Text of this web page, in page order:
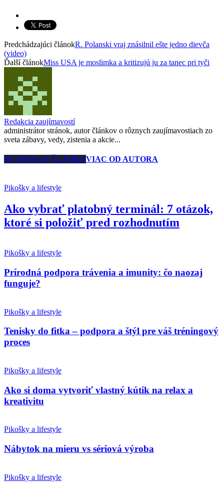
Predchádzajúci článokR. Polanski vraj znásilnil ešte jedno dievča
(video)
Ďalší článokMiss USA je moslimka a kritizujú ju za tanec pri tyči
Redakcia zaujímavostí
administrátor stránok, autor článkov o rôznych zaujímavostiach zo
sveta zábavy, vedy, zistenia a akcie...
SÚVISIACE ČLÁNKYVIAC OD AUTORA
Pikošky a lifestyle
Ako vybrať platobný terminál: 7 otázok,
ktoré si položiť pred rozhodnutím
Pikošky a lifestyle
Prírodná podpora trávenia a imunity: čo naozaj
funguje?
Pikošky a lifestyle
Tenisky do fitka – podpora a štýl pre váš tréningový
proces
Pikošky a lifestyle
Ako si doma vytvoriť vlastný kútik na relax a
kreativitu
Pikošky a lifestyle
Nábytok na mieru vs sériová výroba
Pikošky a lifestyle